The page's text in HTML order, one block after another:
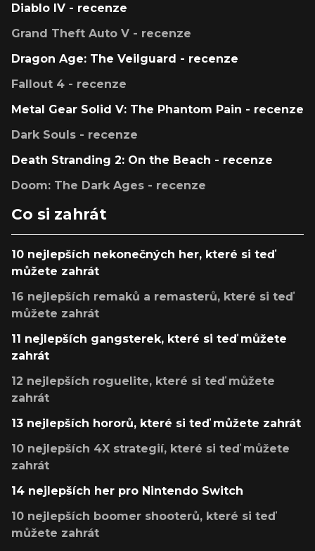
Diablo IV - recenze
Grand Theft Auto V - recenze
Dragon Age: The Veilguard - recenze
Fallout 4 - recenze
Metal Gear Solid V: The Phantom Pain - recenze
Dark Souls - recenze
Death Stranding 2: On the Beach - recenze
Doom: The Dark Ages - recenze
Co si zahrát
10 nejlepších nekonečných her, které si teď
můžete zahrát
16 nejlepších remaků a remasterů, které si teď
můžete zahrát
11 nejlepších gangsterek, které si teď můžete
zahrát
12 nejlepších roguelite, které si teď můžete
zahrát
13 nejlepších hororů, které si teď můžete zahrát
10 nejlepších 4X strategií, které si teď můžete
zahrát
14 nejlepších her pro Nintendo Switch
10 nejlepších boomer shooterů, které si teď
můžete zahrát